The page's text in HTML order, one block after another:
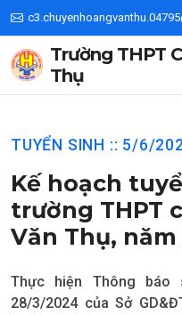
Trường THPT
Thụ
TUYỂN SINH :: 5/6/
Kế hoạch
trường THPT
Văn Thụ,
Thực hiện Thông báo
28/3/2024 của Sở